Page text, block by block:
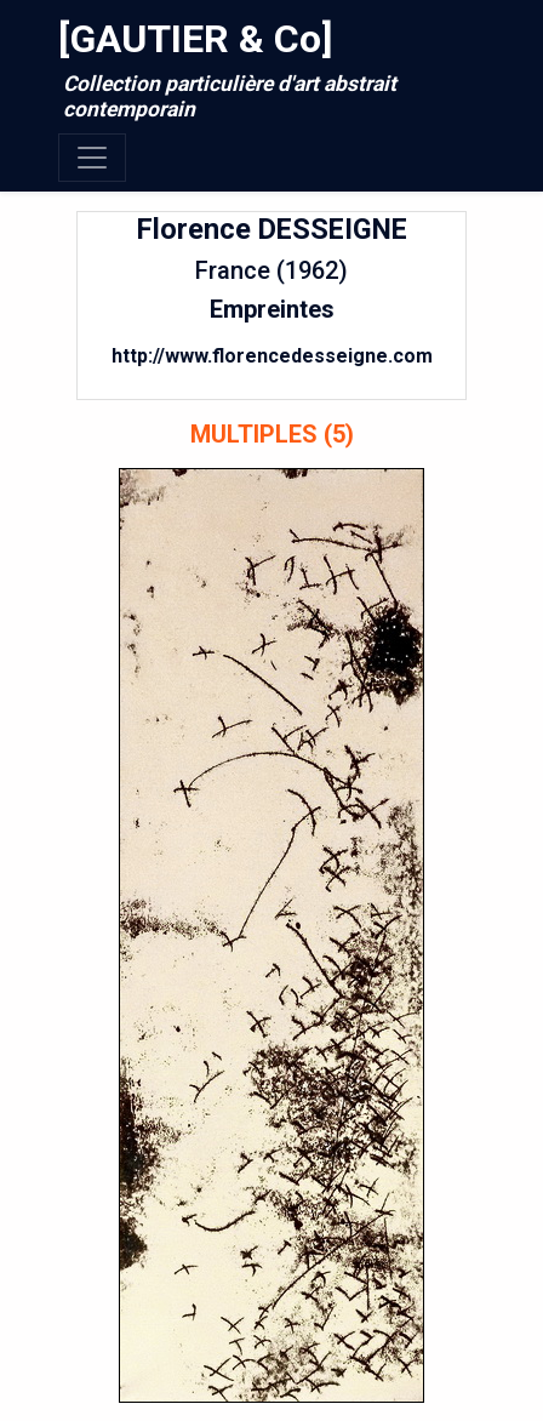
[GAUTIER & Co]
Collection particulière d'art abstrait
contemporain
Florence DESSEIGNE
France (1962)
Empreintes
http://www.florencedesseigne.com
MULTIPLES (5)